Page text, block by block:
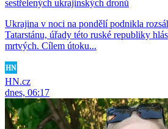
sestřelených ukrajinských dronů
Ukrajina v noci na pondělí podnikla
Tatarstánu, úřady této ruské republiky
mrtvých. Cílem útoku...
HN.cz
dnes, 06:17